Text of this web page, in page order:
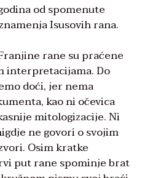
od spomenute
Isusovih rana.
rane su praćene
interpretacijama. Do
doći, jer nema
kao ni očevica
mitologizacije. Ni
ne govori o svojim
Osim kratke
put rane spominje brat